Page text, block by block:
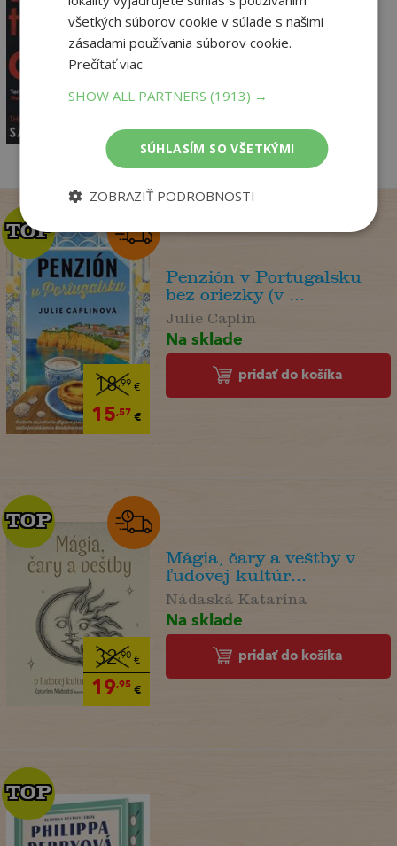
13,14€
€
Bjork Samuel
Vypredané
18,99 €
15,57 €
TOP
TOP
Penzión v Portugalsku
bez oriezky (v ...
Julie Caplin
Na sklade
pridať do košíka
32,90€
19,95€
TOP
TOP
Mágia, čary a veštby v
ľudovej kultúr...
Nádaská Katarína
Na sklade
pridať do košíka
TOP
TOP
všetkých súborov cookie v súlade s našimi
zásadami používania súborov cookie.
Prečítať viac
SHOW ALL PARTNERS(1913) →
SÚHLASÍM SO VŠETKÝMI
ZOBRAZIŤ PODROBNOSTI